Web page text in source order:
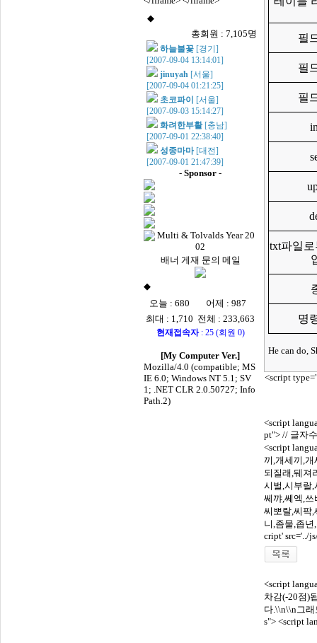
◆
총회원 : 7,105명
하늘불꽃 [경기]
[2007-09-04 13:14:01]
jinuyah [서울]
[2007-09-04 01:21:25]
초코파이 [서울]
[2007-09-03 15:14:27]
화려한부활[충남]
[2007-09-01 22:38:40]
성종마마[대전]
[2007-09-01 21:47:39]
- Sponsor -
배너 게재 문의 메일
◆
오늘 : 680
어제 : 987
최대 : 1,710 전체 : 233,663
현재접속자: 25 (회원 0)
[My Computer Ver.]
Mozilla/4.0 (compatible; MS
IE 6.0; Windows NT 5.1; SV
1; .NET CLR 2.0.50727; Info
Path.2)
필
필
필
txt파일
명
He can do,
<script
<script
pt"> // 글자
<script
끼,개세끼,개
되질래,뒈져
시벌,시부랄,
쎄꺄,쎄엑,쓰
씨뽀랄,씨팍,
니,좀물,좁
cript' src='../
<script
차감(-20점)
다.\\n\\n그
s"> <script